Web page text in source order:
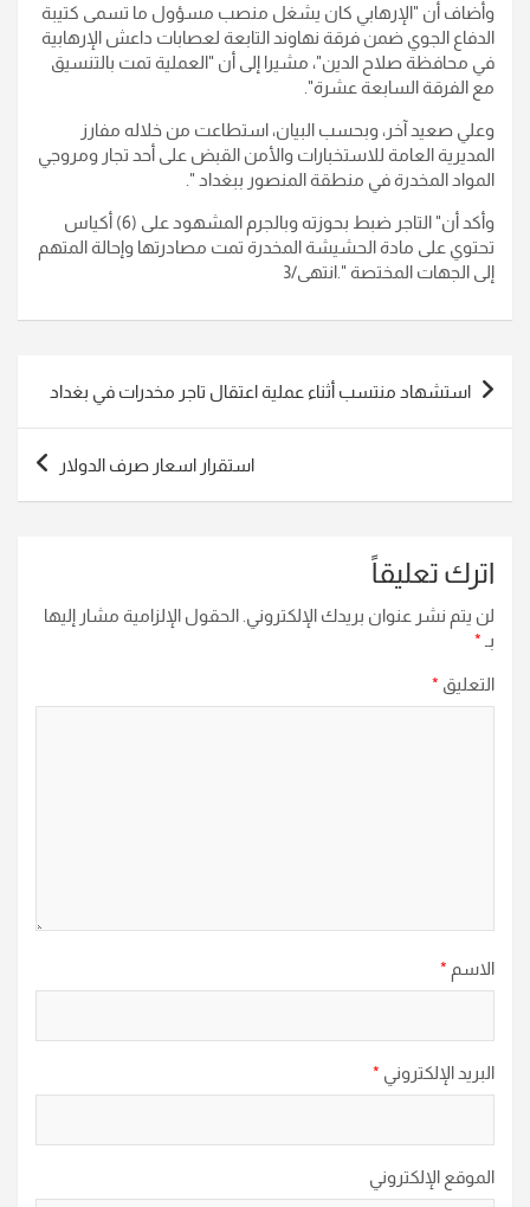
وأضاف أن "الإرهابي كان يشغل منصب مسؤول ما تسمى كتيبة
الدفاع الجوي ضمن فرقة نهاوند التابعة لعصابات داعش الإرهابية
في محافظة صلاح الدين"، مشيرا إلى أن "العملية تمت بالتنسيق
مع الفرقة السابعة عشرة".
وعلي صعيد آخر، وبحسب البيان، استطاعت من خلاله مفارز
المديرية العامة للاستخبارات والأمن القبض على أحد تجار ومروجي
المواد المخدرة في منطقة المنصور ببغداد ".
وأكد أن" التاجر ضبط بحوزته وبالجرم المشهود على (6) أكياس
تحتوي على مادة الحشيشة المخدرة تمت مصادرتها وإحالة المتهم
إلى الجهات المختصة ".انتهى/3
تصفّح
استشهاد منتسب أثناء عملية اعتقال تاجر مخدرات في بغداد
استقرار اسعار صرف الدولار
اترك تعليقاً
لن يتم نشر عنوان بريدك الإلكتروني. الحقول الإلزامية مشار إليها
بـ *
التعليق *
الاسم *
البريد الإلكتروني *
الموقع الإلكتروني